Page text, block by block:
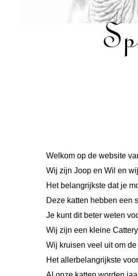
Welkom op de website
Wij zijn Joop en Wil en
Het belangrijkste dat je
Deze katten hebben een
Je kunt dit beter weten
Wij zijn een kleine
Wij kruisen veel uit om
Het allerbelangrijkste